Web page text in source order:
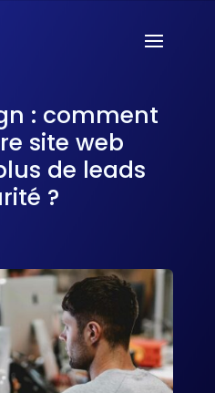
: comment
site web
de leads
?